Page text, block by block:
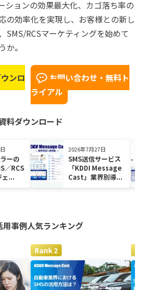
ションの効果最大化、カゴ落ち率の
の効率化を実現し、お客様との新し
SMS/RCSマーケティングを始めて
か。
ンロ
お問い合わせ・無料ト
ライアル
料ダウンロード
ーの
／RCS
...
2026年7月27日
SMS送信サービス
「KDDI Message
Cast」業界別導...
用事例人気ランキング